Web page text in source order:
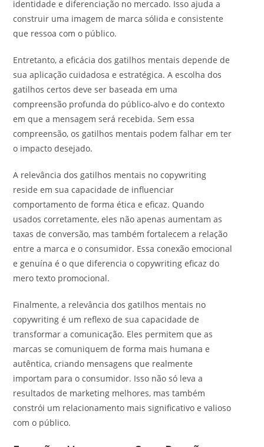
identidade e diferenciação no mercado. Isso ajuda a
construir uma imagem de marca sólida e consistente
que ressoa com o público.
Entretanto, a eficácia dos gatilhos mentais depende de
sua aplicação cuidadosa e estratégica. A escolha dos
gatilhos certos deve ser baseada em uma
compreensão profunda do público-alvo e do contexto
em que a mensagem será recebida. Sem essa
compreensão, os gatilhos mentais podem falhar em ter
o impacto desejado.
A relevância dos gatilhos mentais no copywriting
reside em sua capacidade de influenciar
comportamento de forma ética e eficaz. Quando
usados corretamente, eles não apenas aumentam as
taxas de conversão, mas também fortalecem a relação
entre a marca e o consumidor. Essa conexão emocional
e genuína é o que diferencia o copywriting eficaz do
mero texto promocional.
Finalmente, a relevância dos gatilhos mentais no
copywriting é um reflexo de sua capacidade de
transformar a comunicação. Eles permitem que as
marcas se comuniquem de forma mais humana e
autêntica, criando mensagens que realmente
importam para o consumidor. Isso não só leva a
resultados de marketing melhores, mas também
constrói um relacionamento mais significativo e valioso
com o público.